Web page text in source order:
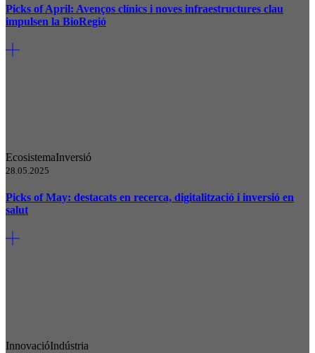
Picks of April: Avenços clínics i noves infraestructures clau
impulsen la BioRegió
EcosistemaInversió
28.05.2025
Picks of May: destacats en recerca, digitalització i inversió en
salut
InnovacióIndústria